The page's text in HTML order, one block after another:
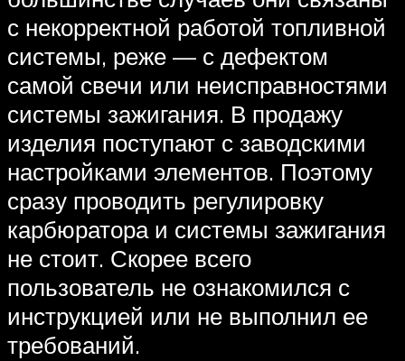
с некорректной работой топливной
системы, реже — с дефектом
самой свечи или неисправностями
системы зажигания. В продажу
изделия поступают с заводскими
настройками элементов. Поэтому
сразу проводить регулировку
карбюратора и системы зажигания
не стоит. Скорее всего
пользователь не ознакомился с
инструкцией или не выполнил ее
требований.